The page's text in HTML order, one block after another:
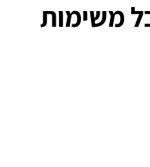
משימות